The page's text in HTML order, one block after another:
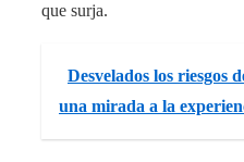
que surja.
Desvelados los riesgos
una mirada a la